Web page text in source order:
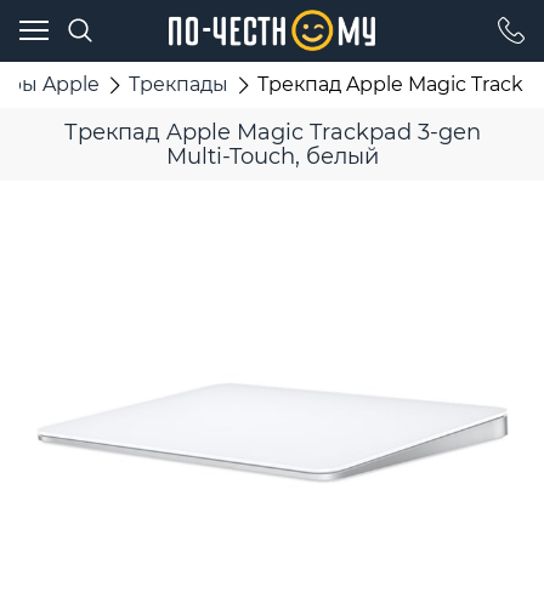
Apple Трекпады Трекпад Apple Magic
Трекпад Apple Magic Trackpad 3-gen
Multi-Touch, белый